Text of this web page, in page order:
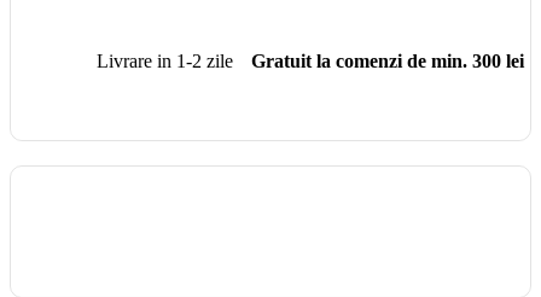
Livrare in 1-2 zile Gratuit la comenzi de min. 300 lei